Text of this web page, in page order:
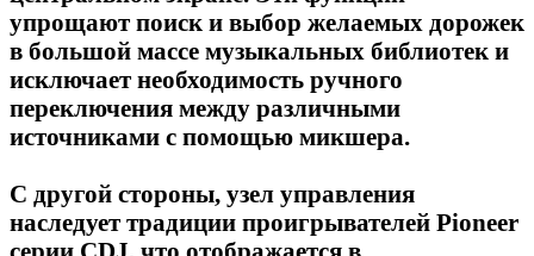
упрощают поиск и выбор желаемых дорожек
в большой массе музыкальных библиотек и
исключает необходимость ручного
переключения между различными
источниками с помощью микшера.
С другой стороны, узел управления
наследует традиции проигрывателей Pioneer